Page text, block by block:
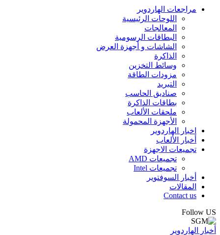
مراجعات الهاردوير
اللوحات الرئيسية
المعالجات
البطاقات الرسومية
الشاشات و أجهزة العرض
الذاكرة
وسائط التخزين
مزودات الطاقة
التبريد
صناديق الحاسب
بطاقات الذاكرة
ملحقات الألعاب
الأجهزة المحمولة
اخبار الهاردوير
أخبار الألعاب
تجميعات الاجهزة
تجميعات AMD
تجميعات Intel
أخبار السوفتوير
المقالات
Contact us
Follow US
أخبار الهاردوير